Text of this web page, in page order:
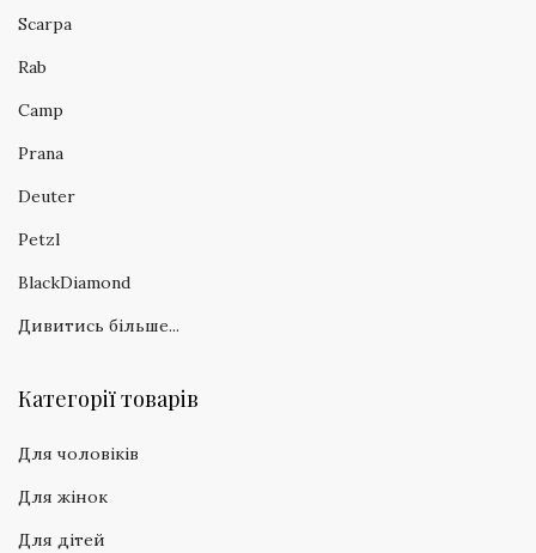
Scarpa
Rab
Camp
Prana
Deuter
Petzl
BlackDiamond
Дивитись більше...
Категорії товарів
Для чоловіків
Для жінок
Для дітей